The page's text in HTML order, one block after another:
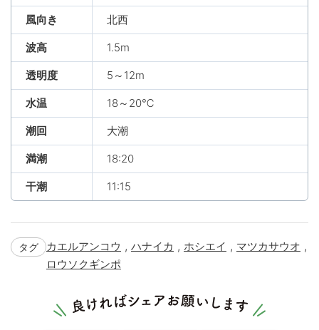
風向き 北西
波高 1.5m
透明度 5～12m
水温 18～20℃
潮回 大潮
満潮 18:20
干潮 11:15
タグ カエルアンコウ , ハナイカ , ホシエイ , マツカサウオ ,
ロウソクギンポ